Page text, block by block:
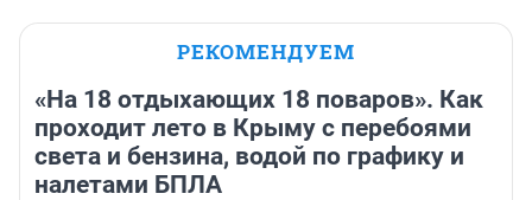
РЕКОМЕНДУЕМ
«На 18 отдыхающих 18 поваров». Как
проходит лето в Крыму с перебоями
света и бензина, водой по графику и
налетами БПЛА